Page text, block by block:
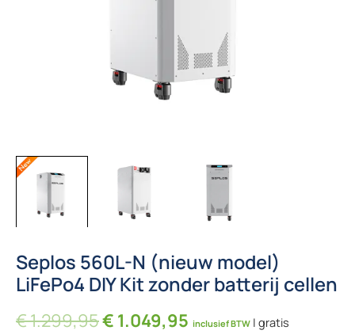
Seplos 560L-N (nieuw model)
LiFePo4 DIY Kit zonder batterij cellen
€1.299,95Oorspronkelijke prijs was: €
€ 1.049,95 Huidige prijs is: €
inclusief BTW | gratis